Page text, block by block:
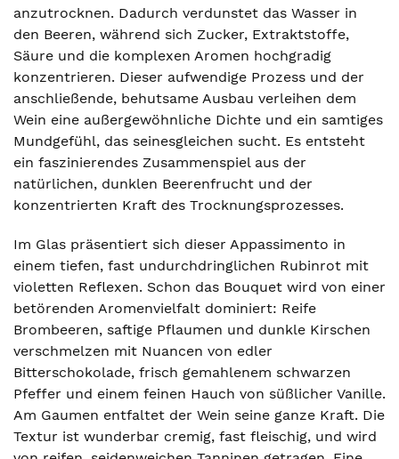
anzutrocknen. Dadurch verdunstet das Wasser in
den Beeren, während sich Zucker, Extraktstoffe,
Säure und die komplexen Aromen hochgradig
konzentrieren. Dieser aufwendige Prozess und der
anschließende, behutsame Ausbau verleihen dem
Wein eine außergewöhnliche Dichte und ein samtiges
Mundgefühl, das seinesgleichen sucht. Es entsteht
ein faszinierendes Zusammenspiel aus der
natürlichen, dunklen Beerenfrucht und der
konzentrierten Kraft des Trocknungsprozesses.
Im Glas präsentiert sich dieser Appassimento in
einem tiefen, fast undurchdringlichen Rubinrot mit
violetten Reflexen. Schon das Bouquet wird von einer
betörenden Aromenvielfalt dominiert: Reife
Brombeeren, saftige Pflaumen und dunkle Kirschen
verschmelzen mit Nuancen von edler
Bitterschokolade, frisch gemahlenem schwarzen
Pfeffer und einem feinen Hauch von süßlicher Vanille.
Am Gaumen entfaltet der Wein seine ganze Kraft. Die
Textur ist wunderbar cremig, fast fleischig, und wird